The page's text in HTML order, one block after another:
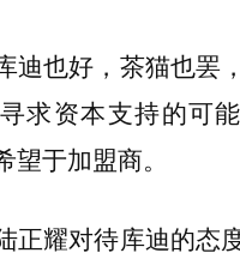
迪也好，茶猫也罢
求资本支持的可
于加盟商。
正耀对待库迪的态